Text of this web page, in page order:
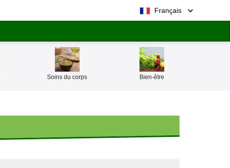
Français
Soins du corps Bien-être